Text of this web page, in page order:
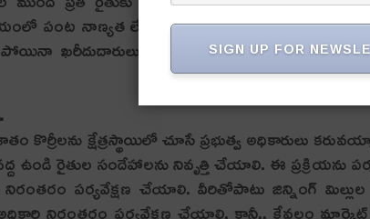
పంట నాణ్యత లేదని కొర్రీలు పెడుతూ ధరలో కోత
ఖరీదుదారులు మాత్రం తమ పాత విధానాన్ని
కొర్రీలను క్షేత్రస్థాయిలో చూసే ప్రభుత్వ అధికారులు
ఉండి రైతుల సందేహాలను నివృత్తి చేయాలి. ఈ ప్రక్రియను
పర్యవేక్షణ చేయాలి. వీరితోపాటు జిన్నింగ్‌
SIGN UP FOR